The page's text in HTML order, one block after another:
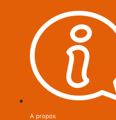
A propos